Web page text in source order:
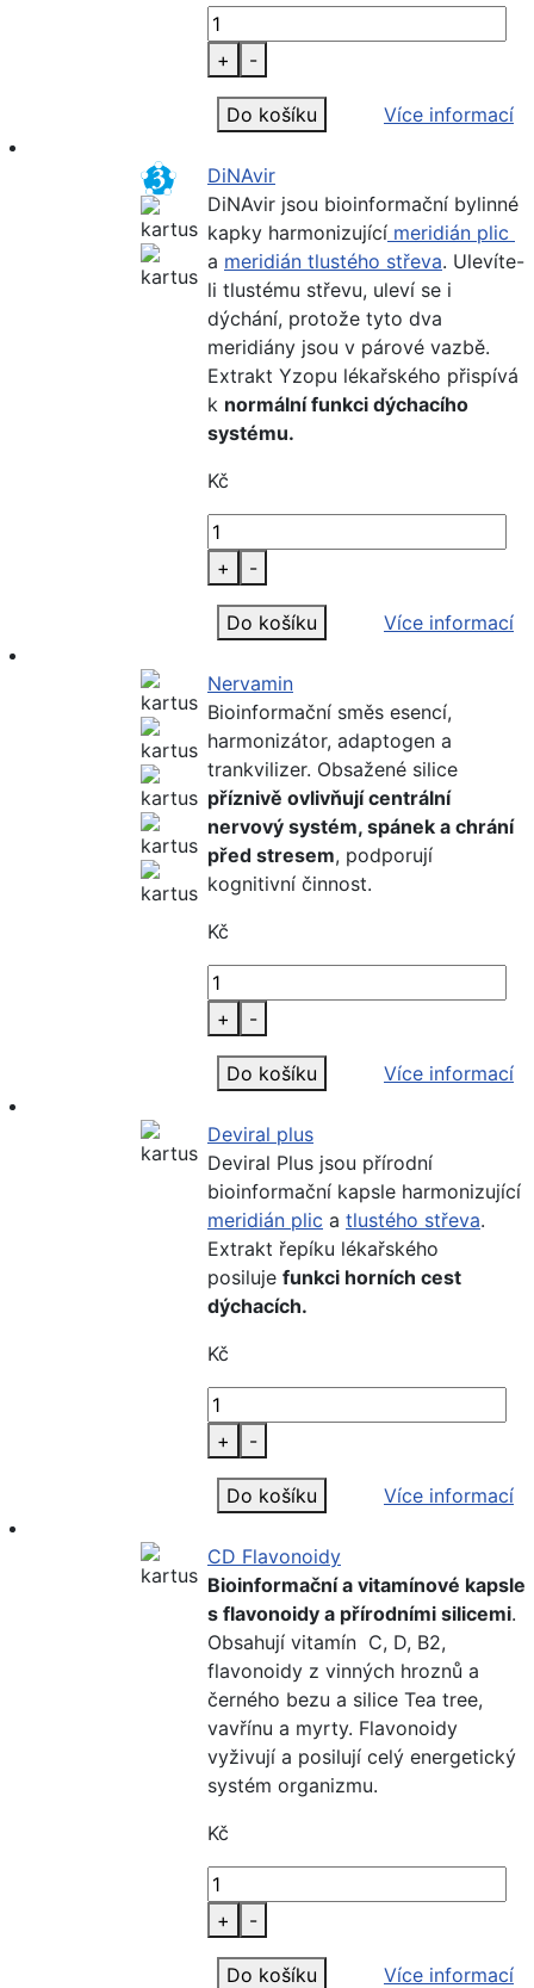
+ -
Do košíku Více informací
DiNAvir
DiNAvir jsou bioinformační bylinné
kapky harmonizující meridián plic
a meridián tlustého střeva. Ulevíte-
li tlustému střevu, uleví se i
dýchání, protože tyto dva
meridiány jsou v párové vazbě.
Extrakt Yzopu lékařského přispívá
k normální funkci dýchacího
systému.
Kč
+ -
Do košíku Více informací
Nervamin
Bioinformační směs esencí,
harmonizátor, adaptogen a
trankvilizer. Obsažené silice
příznivě ovlivňují centrální
nervový systém, spánek a chrání
před stresem, podporují
kognitivní činnost.
Kč
+ -
Do košíku Více informací
Deviral plus
Deviral Plus jsou přírodní
bioinformační kapsle harmonizující
meridián plic a tlustého střeva.
Extrakt řepíku lékařského
posiluje funkci horních cest
dýchacích.
Kč
+ -
Do košíku Více informací
CD Flavonoidy
Bioinformační a vitamínové kapsle
s flavonoidy a přírodními silicemi.
Obsahují vitamín C, D, B2,
flavonoidy z vinných hroznů a
černého bezu a silice Tea tree,
vavřínu a myrty. Flavonoidy
vyživují a posilují celý energetický
systém organizmu.
Kč
+ -
Do košíku Více informací